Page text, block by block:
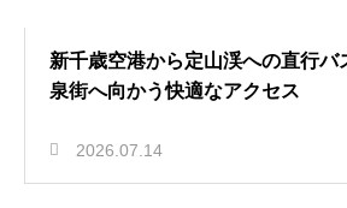
新千歳空港から定山渓への直行バ
泉街へ向かう快適なアクセス
2026.07.14